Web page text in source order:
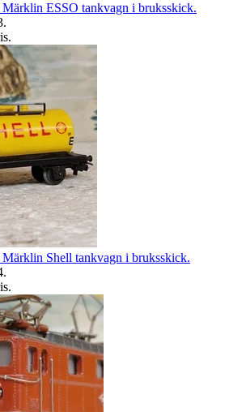
ESSO tankvagn i bruksskick.
.
.
Shell tankvagn i bruksskick.
.
.